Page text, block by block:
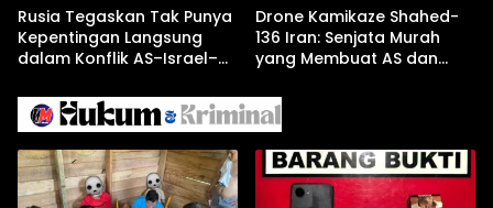
Rusia Tegaskan Tak Punya
Kepentingan Langsung
dalam Konflik AS–Israel–
Drone Kamikaze Shahed-
136 Iran: Senjata Murah
yang Membuat AS dan
Arab